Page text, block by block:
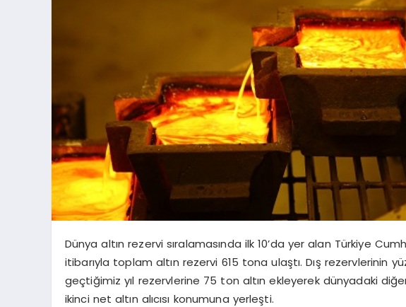
Dünya altın rezervi sıralamasında ilk 10’da yer alan Türkiye
itibarıyla toplam altın rezervi 615 tona ulaştı. Dış rezervlerinin
geçtiğimiz yıl rezervlerine 75 ton altın ekleyerek dünyadaki
ikinci net altın alıcısı konumuna yerleşti.